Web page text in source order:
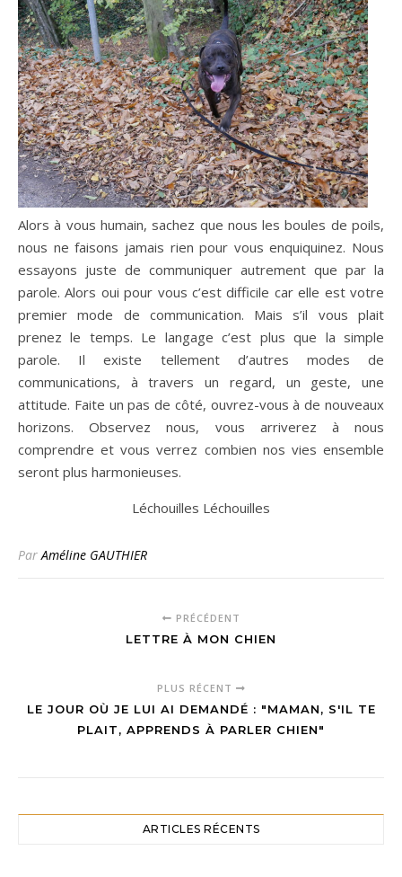
Alors à vous humain, sachez que nous les boules de poils,
nous ne faisons jamais rien pour vous enquiquinez. Nous
essayons juste de communiquer autrement que par la
parole. Alors oui pour vous c’est difficile car elle est votre
premier mode de communication. Mais s’il vous plait
prenez le temps. Le langage c’est plus que la simple
parole. Il existe tellement d’autres modes de
communications, à travers un regard, un geste, une
attitude. Faite un pas de côté, ouvrez-vous à de nouveaux
horizons. Observez nous, vous arriverez à nous
comprendre et vous verrez combien nos vies ensemble
seront plus harmonieuses.
Léchouilles Léchouilles
ParAméline GAUTHIER
PRÉCÉDENT
LETTRE À MON CHIEN
PLUS RÉCENT
LE JOUR OÙ JE LUI AI DEMANDÉ : "MAMAN, S'IL TE
PLAIT, APPRENDS À PARLER CHIEN"
ARTICLES RÉCENTS